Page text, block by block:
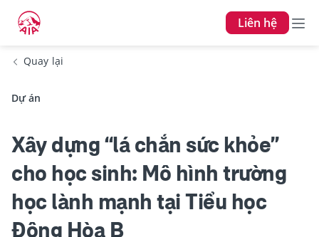
Liên hệ
Quay lại
Dự án
Xây dựng “lá chắn sức khỏe”
cho học sinh: Mô hình trường
học lành mạnh tại Tiểu học
Đông Hòa B